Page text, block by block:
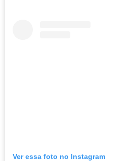
Ver essa foto no Instagram